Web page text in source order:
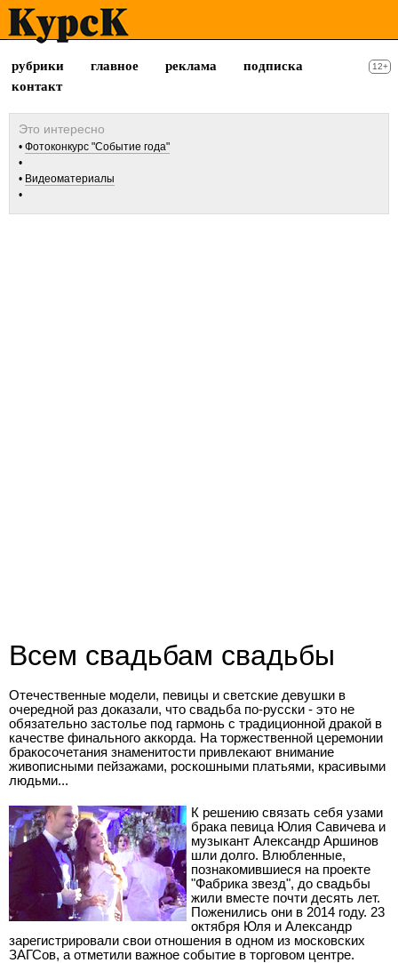
рубрики главное реклама
подписка
контакт
12+
Фотоконкурс "Событие года"
Видеоматериалы
Всем свадьбам свадьбы
Отечественные модели, певицы и светские девушки в
очередной раз доказали, что свадьба по-русски - это не
обязательно застолье под гармонь с традиционной дракой в
качестве финального аккорда. На торжественной церемонии
бракосочетания знаменитости привлекают внимание
живописными пейзажами, роскошными платьями, красивыми
людьми...
К решению связать себя узами
брака певица Юлия Савичева и
музыкант Александр Аршинов
шли долго. Влюбленные,
познакомившиеся на проекте
"Фабрика звезд", до свадьбы
жили вместе почти десять лет.
Поженились они в 2014 году. 23
октября Юля и Александр
зарегистрировали свои отношения в одном из московских
ЗАГСов, а отметили важное событие в торговом центре.